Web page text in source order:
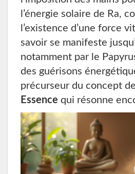
l’énergie solaire de Ra,
l’existence d’une force
savoir se manifeste
notamment par le
des guérisons
précurseur du concept de
Essence qui résonne